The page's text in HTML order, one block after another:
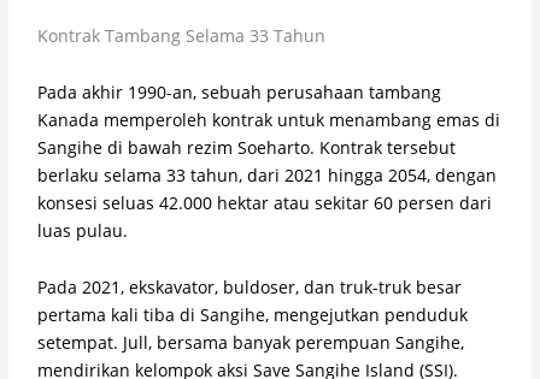
Kontrak Tambang Selama 33 Tahun
Pada akhir 1990-an, sebuah perusahaan tambang
Kanada memperoleh kontrak untuk menambang emas di
Sangihe di bawah rezim Soeharto. Kontrak tersebut
berlaku selama 33 tahun, dari 2021 hingga 2054, dengan
konsesi seluas 42.000 hektar atau sekitar 60 persen dari
luas pulau.
Pada 2021, ekskavator, buldoser, dan truk-truk besar
pertama kali tiba di Sangihe, mengejutkan penduduk
setempat. Jull, bersama banyak perempuan Sangihe,
mendirikan kelompok aksi Save Sangihe Island (SSI).